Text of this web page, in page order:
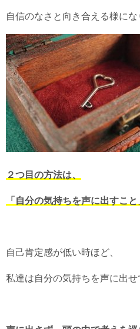
自信のなさと向き合える様にな
２つ目の方法は、
「自分の気持ちを声に出すこと
自己肯定感が低い時ほど、
私達は自分の気持ちを声に出せ